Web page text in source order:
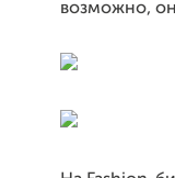
возможно,